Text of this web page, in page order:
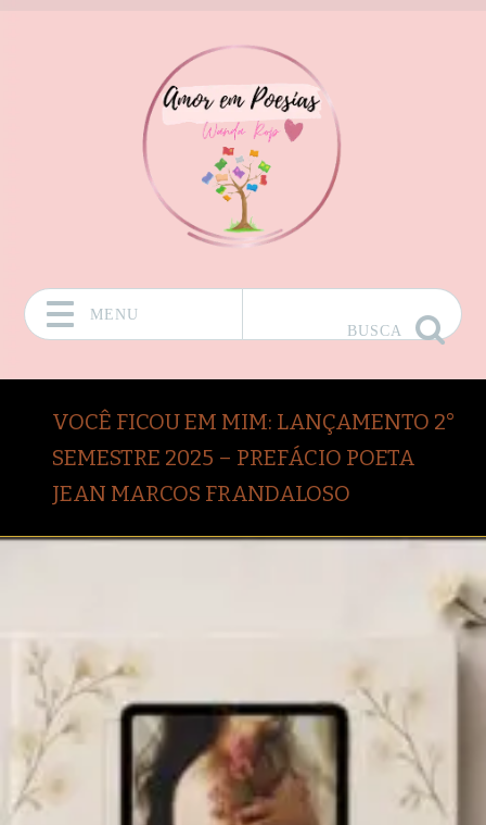
MENU
BUSCA
VOCÊ FICOU EM MIM: LANÇAMENTO 2°
SEMESTRE 2025 – PREFÁCIO POETA
JEAN MARCOS FRANDALOSO